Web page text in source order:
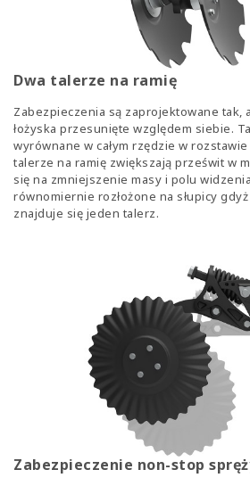
Dwa talerze na ramię
Zabezpieczenia są zaprojektowane tak,
łożyska przesunięte względem siebie.
wyrównane w całym rzędzie w rozstawie
talerze na ramię zwiększają prześwit w
się na zmniejszenie masy i polu
równomiernie rozłożone na słupicy
znajduje się jeden talerz.
Zabezpieczenie non-stop